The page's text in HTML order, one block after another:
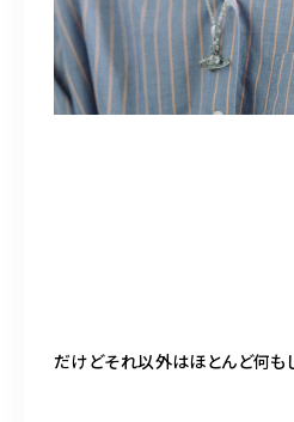
だけどそれ以外はほとんど何も